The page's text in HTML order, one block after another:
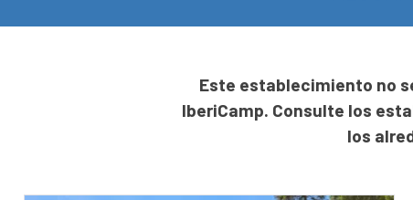
Este establecimiento no
IberiCamp. Consulte los
los